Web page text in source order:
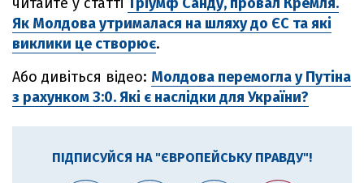
Як Молдова утрималася на шляху до ЄС та які
виклики це створює.
Або дивіться відео: Молдова перемогла у Путіна
з рахунком 3:0. Які є наслідки для України?
ПІДПИСУЙСЯ НА "ЄВРОПЕЙСЬКУ ПРАВДУ"!